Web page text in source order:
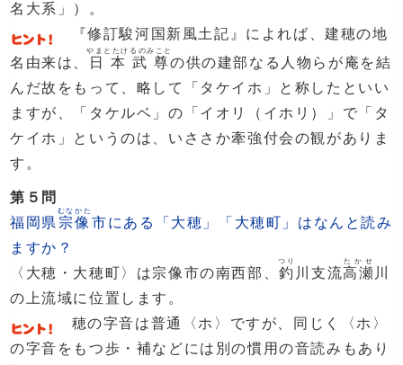
名大系」）。
『修訂駿河国新風土記』によれば、建穂の地
名由来は、
日本武尊
やまとたけるのみこと
の供の建部なる人物らが庵を結
んだ故をもって、略して「タケイホ」と称したといい
ますが、「タケルベ」の「イオリ（イホリ）」で「タ
ケイホ」というのは、いささか牽強付会の観がありま
す。
第５問
福岡県 宗像
むなかた
市にある「大穂」「大穂町」はなんと読み
ますか？
〈大穂・大穂町〉は宗像市の南西部、釣
つり
川支流高瀬
たかせ
川
の上流域に位置します。
穂の字音は普通〈ホ〉ですが、同じく〈ホ〉
の字音をもつ歩・補などには別の慣用の音読みもあり